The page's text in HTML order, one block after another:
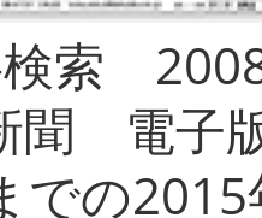
索
聞 電子
での